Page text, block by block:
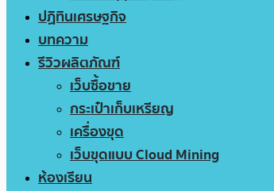
ปฏิทินเศรษฐกิจ
บทความ
รีวิวผลิตภัณฑ์
เว็บซื้อขาย
กระเป๋าเก็บเหรียญ
เครื่องขุด
เว็บขุดแบบ Cloud Mining
ห้องเรียน